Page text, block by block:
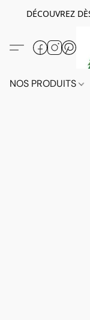
DÉCOUVREZ
NOS PRODUITS